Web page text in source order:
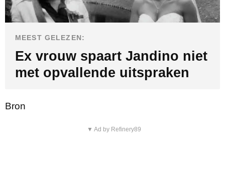
MEEST GELEZEN:
Ex vrouw spaart Jandino niet
met opvallende uitspraken
Bron
▼ Ad by Refinery89